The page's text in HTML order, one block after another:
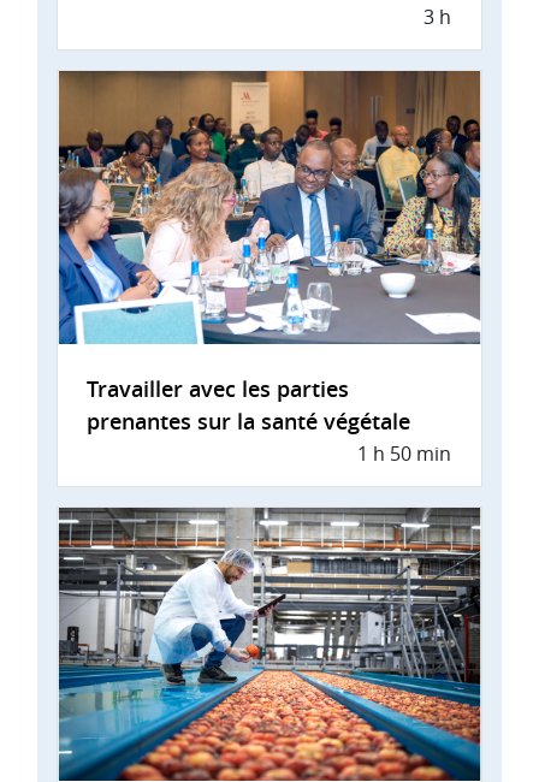
3 h
Travailler avec les parties
prenantes sur la santé végétale
1 h 50 min